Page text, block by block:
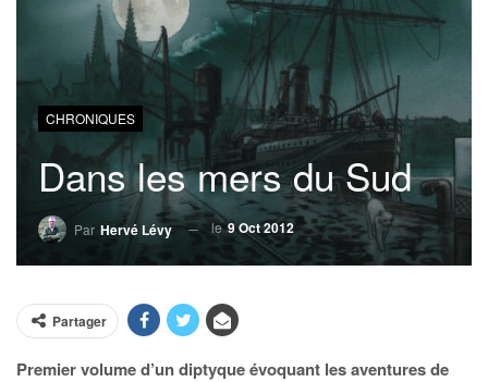
CHRONIQUES
Dans les mers du Sud
Par Hervé Lévy le9 Oct 2012
Partager
Premier volume d’un diptyque évoquant les aventures de